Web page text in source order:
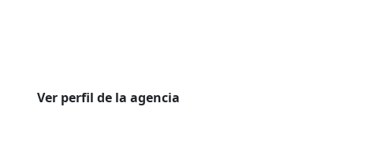
Ver perfil de la agencia